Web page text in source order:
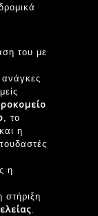
του με
, το
και η
η
στήριξη
.